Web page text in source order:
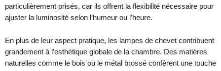
particulièrement prisés, car ils offrent la flexibilité nécessaire pour
ajuster la luminosité selon l’humeur ou l’heure.
En plus de leur aspect pratique, les lampes de chevet contribuent
grandement à l’esthétique globale de la chambre. Des matières
naturelles comme le bois ou le métal brossé confèrent une touche